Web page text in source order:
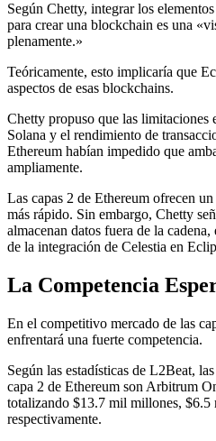
Según Chetty, integrar los
para crear una blockchain es una
plenamente.»
Teóricamente, esto implicaría que
aspectos de esas blockchains.
Chetty propuso que las limitaciones
Solana y el rendimiento de
Ethereum habían impedido que
ampliamente.
Las capas 2 de Ethereum ofrecen
más rápido. Sin embargo, Chetty
almacenan datos fuera de la
de la integración de Celestia en
La Competencia
En el competitivo mercado de las
enfrentará una fuerte competencia.
Según las estadísticas de L2Beat,
capa 2 de Ethereum son Arbitrum
totalizando $13.7 mil millones,
respectivamente.